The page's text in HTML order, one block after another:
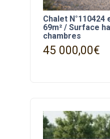
Chalet N°110424
69m² / Surface
chambres
45 000,00€